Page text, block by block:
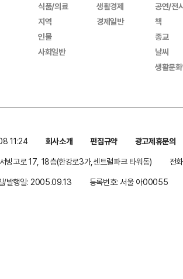
식품/의료
지역
인물
사회일반
생활경제
경제일반
공연/전
책
종교
날씨
생활문
11:24 회사소개 편집규약
광고제휴문의
빙고로 17, 18층(한강로3가,센트럴파크 타워동)
전
/발행일: 2005.09.13 등록번호: 서울 아00055